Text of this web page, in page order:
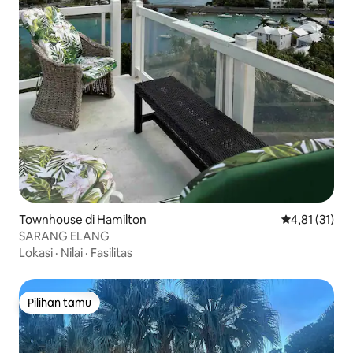
Townhouse di Hamilton Nilai rata-
4,81 (31)
SARANG ELANG
Lokasi · Nilai · Fasilitas
Pilihan tamu
Pilihan tamu